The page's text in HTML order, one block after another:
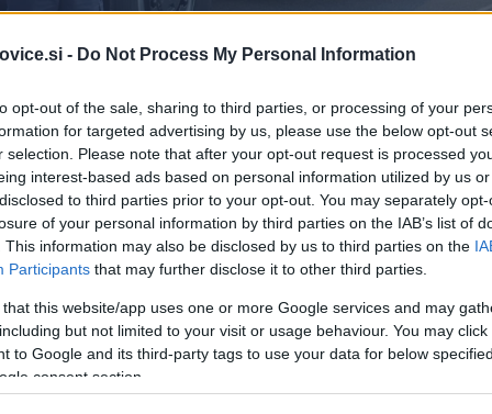
- Do Not Process My Personal Information
opt-out of the sale, sharing to third parties, or processing of your
for targeted advertising by us, please use the below opt-out
selection. Please note that after your opt-out request is processed
interest-based ads based on personal information utilized by us
to third parties prior to your opt-out. You may separately
of your personal information by third parties on the IAB’s list of
This information may also be disclosed by us to third parties on the
Participants that may further disclose it to other third parties.
that this website/app uses one or more Google services and may
but not limited to your visit or usage behaviour. You may
to Google and its third-party tags to use your data for below
consent section.
Rosenbauer. Ima stalni 4x4 pogon in sprejme 3500
off road vožnji. To vozilo je tako imenovana "kombinirka",
ostane, pa pokličejo okrepitve.
vsem navzočim na sprejemu in je počaščen, da je novo
sposobnosti,da bodo krajani varnejši. Želi si, da bi vozilo
uporaben tudi na terenu.